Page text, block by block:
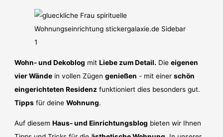
Wohn- und Dekoblog mitLiebe zum Detail. Dieeigenen
vier Wände in vollen Zügengenießen - mit einerschön
eingerichteten Residenz funktioniert dies besonders gut.
Tipps für deineWohnung.
Auf diesemHaus- und Einrichtungsblog bieten wir Ihnen